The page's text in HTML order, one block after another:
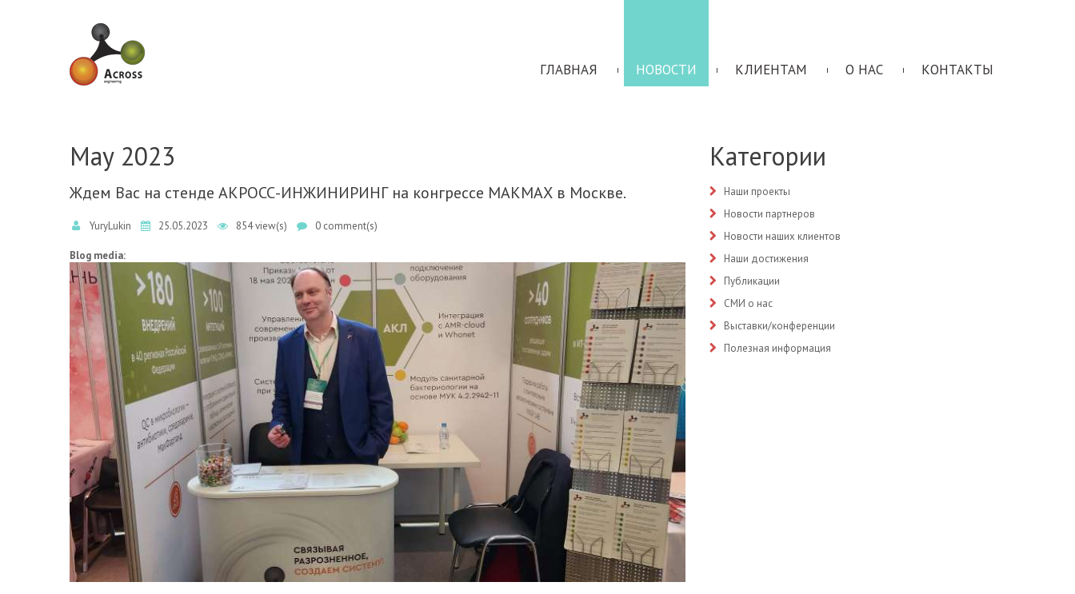
ГЛАВНАЯ НОВОСТИ КЛИЕНТАМ О НАС КОНТАКТЫ
May 2023
Ждем Вас на стенде АКРОСС-ИНЖИНИРИНГ на конгрессе МАКМАХ в Москве.
YuryLukin 25.05.2023 854 view(s) 0 comment(s)
Blog media:
Категории
Наши проекты
Новости партнеров
Новости наших клиентов
Наши достижения
Публикации
СМИ о нас
Выставки/конференции
Полезная информация